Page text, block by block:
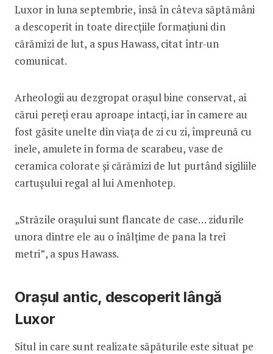
Luxor in luna septembrie, însă în câteva săptămâni
a descoperit in toate direcțiile formațiuni din
cărămizi de lut, a spus Hawass, citat într-un
comunicat.
Arheologii au dezgropat orașul bine conservat, ai
cărui pereți erau aproape intacți, iar în camere au
fost găsite unelte din viața de zi cu zi, împreună cu
inele, amulete in forma de scarabeu, vase de
ceramica colorate și cărămizi de lut purtând sigiliile
cartușului regal al lui Amenhotep.
„Străzile orașului sunt flancate de case… zidurile
unora dintre ele au o înălțime de pana la trei
metri”, a spus Hawass.
Orașul antic, descoperit lângă
Luxor
Situl in care sunt realizate săpăturile este situat pe